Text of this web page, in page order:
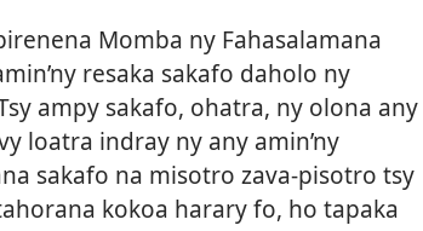
Momba ny Fahasalamana
resaka sakafo daholo ny
ampy sakafo, ohatra, ny olona any
loatra indray ny any amin’ny
sakafo na misotro zava-pisotro tsy
kokoa harary fo, ho tapaka